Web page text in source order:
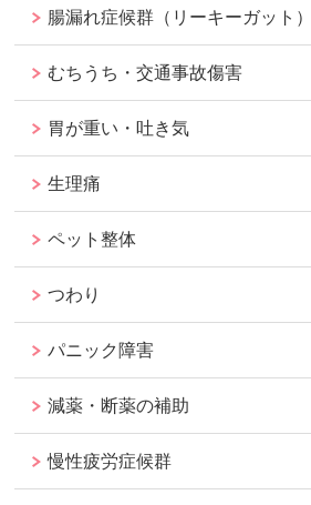
腸漏れ症候群（リーキーガット）
むちうち・交通事故傷害
胃が重い・吐き気
生理痛
ペット整体
つわり
パニック障害
減薬・断薬の補助
慢性疲労症候群